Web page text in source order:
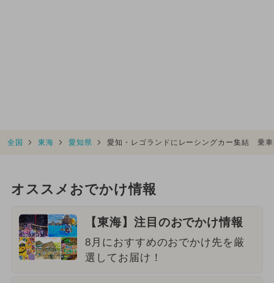
全国 東海 愛知県 愛知・レゴランドにレーシングカー集結 乗
オススメおでかけ情報
【東海】注目のおでかけ情報
8月におすすめのおでかけ先を厳
選してお届け！